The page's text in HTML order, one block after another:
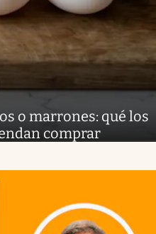
o marrones: qué los
comprar